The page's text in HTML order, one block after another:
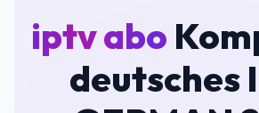
iptv abo
deutsches